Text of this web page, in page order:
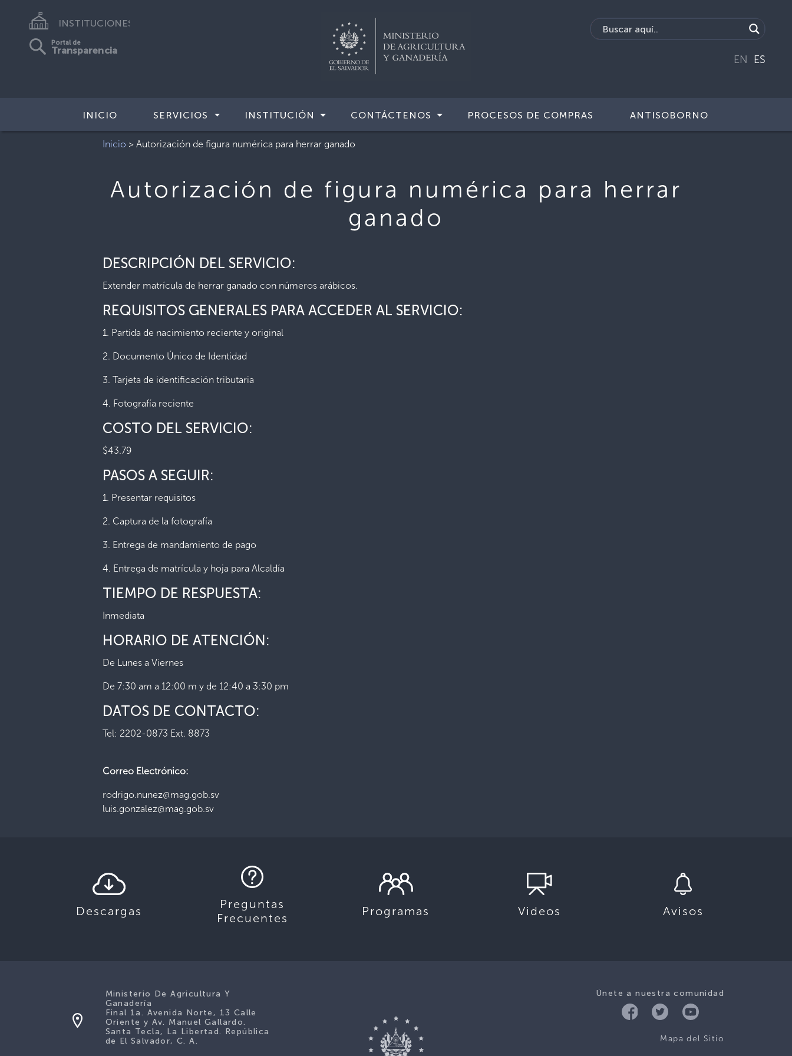
INSTITUCIONES
Portal de
Transparencia
EN ES
INICIO SERVICIOS INSTITUCIÓN CONTÁCTENOS PROCESOS DE COMPRAS ANTISOBORNO
Inicio >Autorización de figura numérica para herrar ganado
Autorización de figura numérica para herrar
ganado
DESCRIPCIÓN DEL SERVICIO:
Extender matrícula de herrar ganado con números arábicos.
REQUISITOS GENERALES PARA ACCEDER AL SERVICIO:
1. Partida de nacimiento reciente y original
2. Documento Único de Identidad
3. Tarjeta de identificación tributaria
4. Fotografía reciente
COSTO DEL SERVICIO:
$43.79
PASOS A SEGUIR:
1. Presentar requisitos
2. Captura de la fotografía
3. Entrega de mandamiento de pago
4. Entrega de matrícula y hoja para Alcaldía
TIEMPO DE RESPUESTA:
Inmediata
HORARIO DE ATENCIÓN:
De Lunes a Viernes
De 7:30 am a 12:00 m y de 12:40 a 3:30 pm
DATOS DE CONTACTO:
Tel: 2202-0873 Ext. 8873
Correo Electrónico:
rodrigo.nunez@mag.gob.sv
luis.gonzalez@mag.gob.sv
Descargas
Preguntas
Frecuentes
Programas Videos Avisos
Únete a nuestra comunidad
Mapa del Sitio
Ministerio De Agricultura Y
Ganadería
Final 1a. Avenida Norte, 13 Calle
Oriente y Av. Manuel Gallardo.
Santa Tecla, La Libertad. República
de El Salvador, C. A.